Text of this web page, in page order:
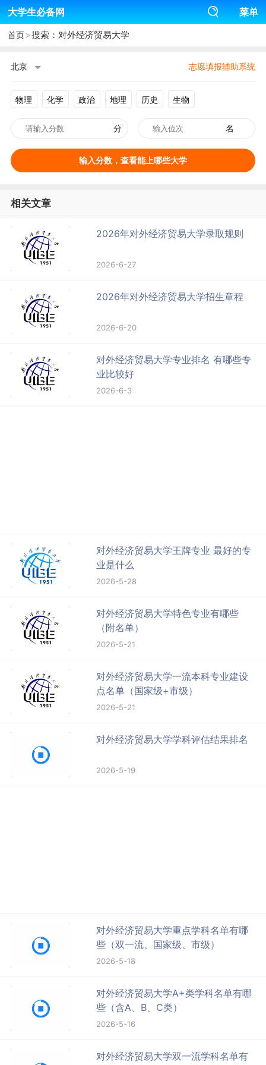
大学生必备网 菜单
首页>搜索：对外经济贸易大学
北京 志愿填报辅助系统
物理 化学 政治 地理 历史 生物
分 名
输入分数，查看能上哪些大学
相关文章
2026年对外经济贸易大学录取规则
2026-6-27
2026年对外经济贸易大学招生章程
2026-6-20
对外经济贸易大学专业排名 有哪些专
业比较好
2026-6-3
对外经济贸易大学王牌专业 最好的专
业是什么
2026-5-28
对外经济贸易大学特色专业有哪些
（附名单）
2026-5-21
对外经济贸易大学一流本科专业建设
点名单（国家级+市级）
2026-5-21
对外经济贸易大学学科评估结果排名
2026-5-19
对外经济贸易大学重点学科名单有哪
些（双一流、国家级、市级）
2026-5-18
对外经济贸易大学A+类学科名单有哪
些（含A、B、C类）
2026-5-16
对外经济贸易大学双一流学科名单有